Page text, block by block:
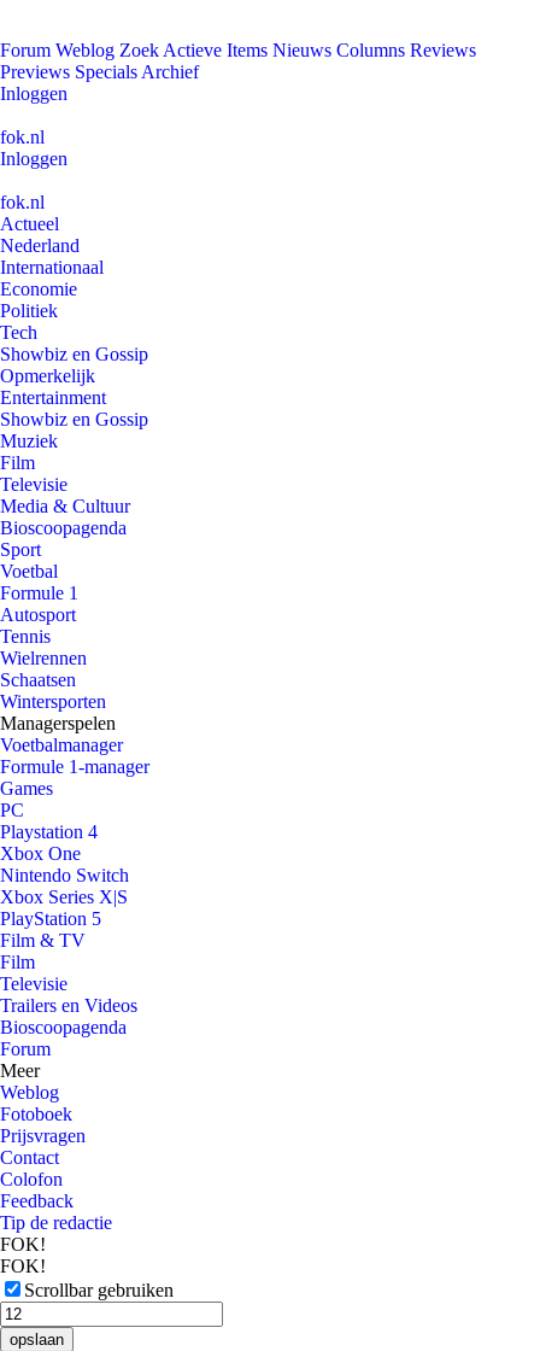
Forum Weblog Zoek Actieve Items Nieuws Columns Reviews
Previews Specials Archief
Inloggen
fok.nl
Inloggen
fok.nl
Actueel
Nederland
Internationaal
Economie
Politiek
Tech
Showbiz en Gossip
Opmerkelijk
Entertainment
Showbiz en Gossip
Muziek
Film
Televisie
Media & Cultuur
Bioscoopagenda
Sport
Voetbal
Formule 1
Autosport
Tennis
Wielrennen
Schaatsen
Wintersporten
Managerspelen
Voetbalmanager
Formule 1-manager
Games
PC
Playstation 4
Xbox One
Nintendo Switch
Xbox Series X|S
PlayStation 5
Film & TV
Film
Televisie
Trailers en Videos
Bioscoopagenda
Forum
Meer
Weblog
Fotoboek
Prijsvragen
Contact
Colofon
Feedback
Tip de redactie
FOK!
FOK!
Scrollbar gebruiken
opslaan